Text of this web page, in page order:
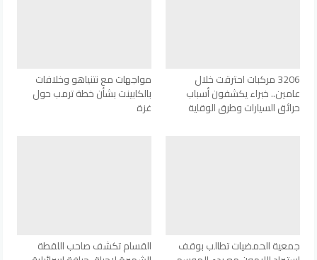
3206 مركبات احترقت خلال
عامين.. خبراء يكشفون أسباب
حرائق السيارات وطرق الوقاية
مواجهات مع نتنياهو وخلافات
بالكابينت بشأن خطة ترمب حول
غزة
جمعية الحمضيات تطالب بوقف القسام تكشف صاحب اللقطة